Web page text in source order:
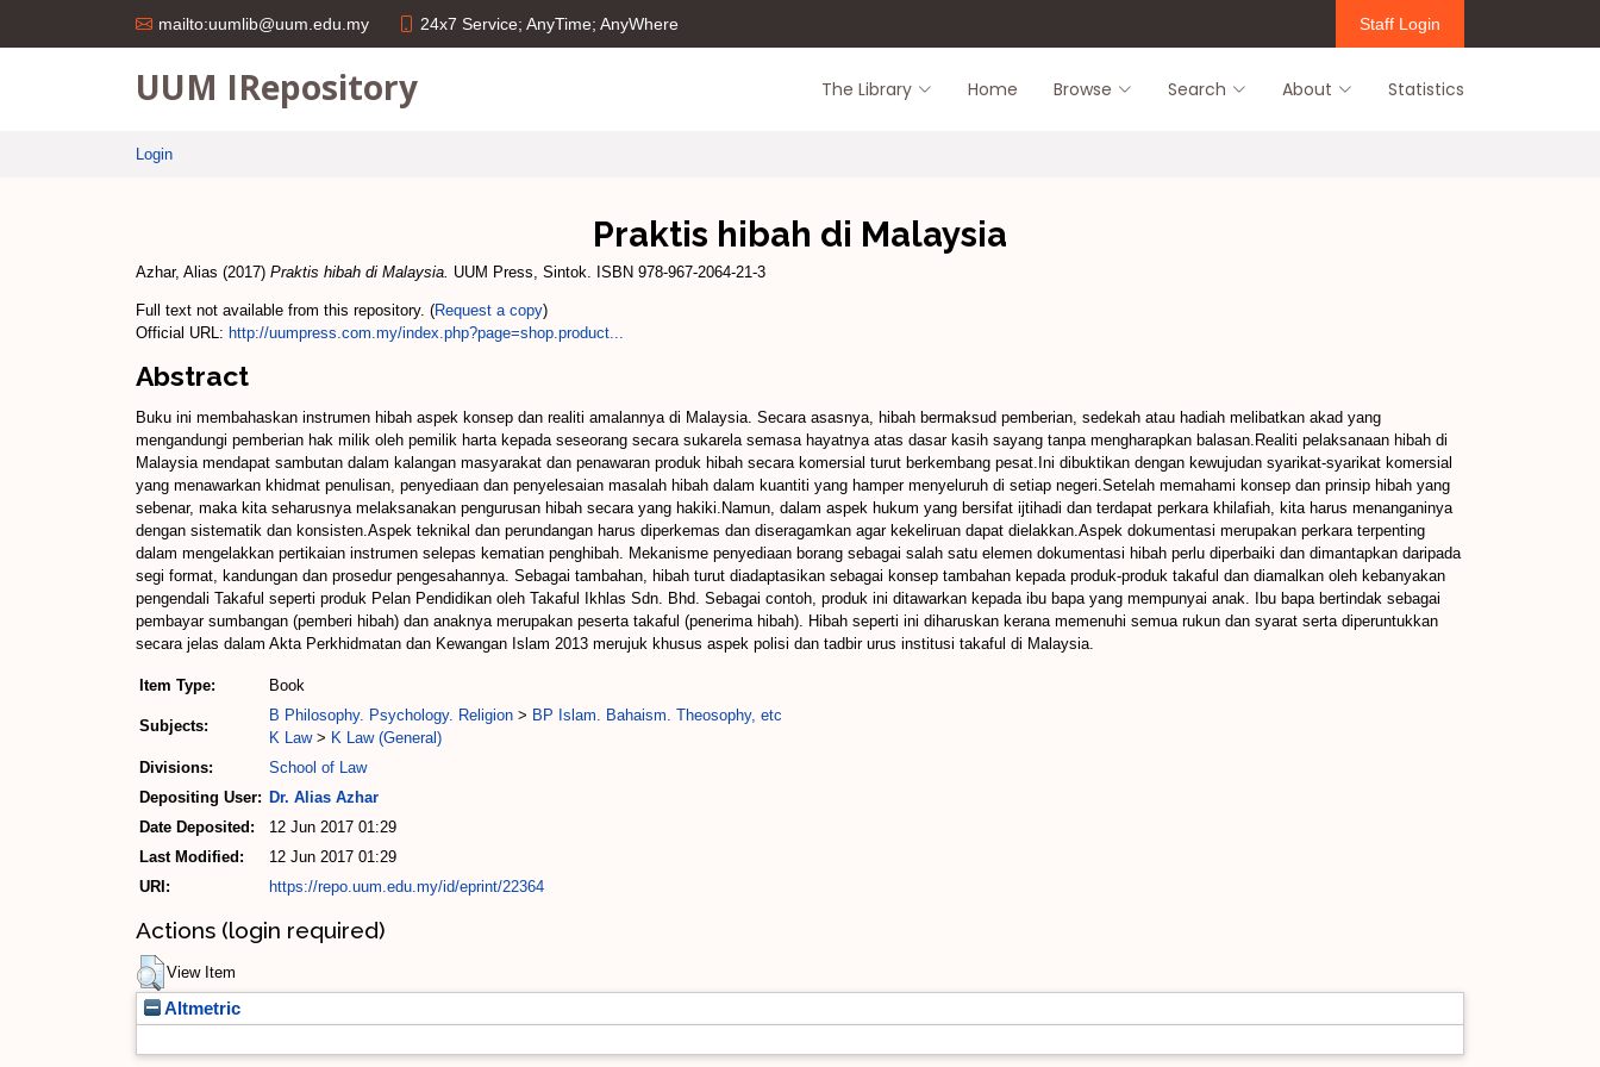
mailto:uumlib@uum.edu.my 24x7 Service; AnyTime; AnyWhere Staff Login
UUM IRepository The Library Home Browse Search About Statistics
Login
Praktis hibah di Malaysia
Azhar, Alias (2017) Praktis hibah di Malaysia. UUM Press, Sintok. ISBN 978-967-2064-21-3
Full text not available from this repository. (Request a copy)
Official URL: http://uumpress.com.my/index.php?page=shop.product...
Abstract
Buku ini membahaskan instrumen hibah aspek konsep dan realiti amalannya di Malaysia. Secara asasnya, hibah bermaksud pemberian, sedekah atau hadiah melibatkan akad yang
mengandungi pemberian hak milik oleh pemilik harta kepada seseorang secara sukarela semasa hayatnya atas dasar kasih sayang tanpa mengharapkan balasan.Realiti pelaksanaan hibah di
Malaysia mendapat sambutan dalam kalangan masyarakat dan penawaran produk hibah secara komersial turut berkembang pesat.Ini dibuktikan dengan kewujudan syarikat-syarikat komersial
yang menawarkan khidmat penulisan, penyediaan dan penyelesaian masalah hibah dalam kuantiti yang hamper menyeluruh di setiap negeri.Setelah memahami konsep dan prinsip hibah yang
sebenar, maka kita seharusnya melaksanakan pengurusan hibah secara yang hakiki.Namun, dalam aspek hukum yang bersifat ijtihadi dan terdapat perkara khilafiah, kita harus menanganinya
dengan sistematik dan konsisten.Aspek teknikal dan perundangan harus diperkemas dan diseragamkan agar kekeliruan dapat dielakkan.Aspek dokumentasi merupakan perkara terpenting
dalam mengelakkan pertikaian instrumen selepas kematian penghibah. Mekanisme penyediaan borang sebagai salah satu elemen dokumentasi hibah perlu diperbaiki dan dimantapkan daripada
segi format, kandungan dan prosedur pengesahannya. Sebagai tambahan, hibah turut diadaptasikan sebagai konsep tambahan kepada produk-produk takaful dan diamalkan oleh kebanyakan
pengendali Takaful seperti produk Pelan Pendidikan oleh Takaful Ikhlas Sdn. Bhd. Sebagai contoh, produk ini ditawarkan kepada ibu bapa yang mempunyai anak. Ibu bapa bertindak sebagai
pembayar sumbangan (pemberi hibah) dan anaknya merupakan peserta takaful (penerima hibah). Hibah seperti ini diharuskan kerana memenuhi semua rukun dan syarat serta diperuntukkan
secara jelas dalam Akta Perkhidmatan dan Kewangan Islam 2013 merujuk khusus aspek polisi dan tadbir urus institusi takaful di Malaysia.
Item Type: Book
Subjects:
B Philosophy. Psychology. Religion > BP Islam. Bahaism. Theosophy, etc
K Law> K Law (General)
Divisions:
School of Law
Depositing User: Dr. Alias Azhar
Date Deposited:
12 Jun 2017 01:29
Last Modified:
12 Jun 2017 01:29
URI:
https://repo.uum.edu.my/id/eprint/22364
Actions (login required)
View Item
Altmetric